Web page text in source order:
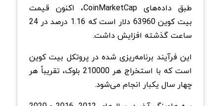
طبق داده‌های CoinMarketCap، اکنون قیمت
بیت کوین 63960 دلار است که 1.16 درصد در 24
ساعت گذشته افزایش داشت.
این فرآیند برنامه‌ریزی شده در پروتکل بیت کوین
است که با استخراج هر 210000 بلوک، تقریباً هر
چهار سال یکبار انجام می‌شود.